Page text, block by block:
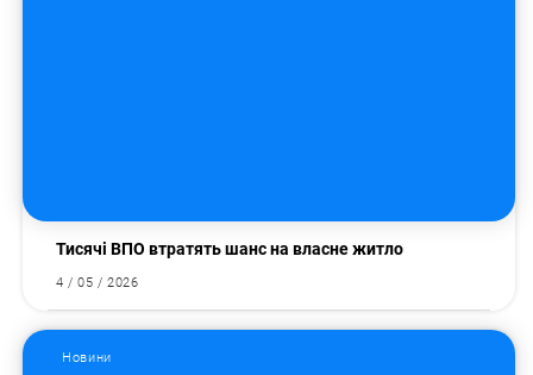
Тисячі ВПО втратять шанс на власне житло
4 / 05 / 2026
Новини